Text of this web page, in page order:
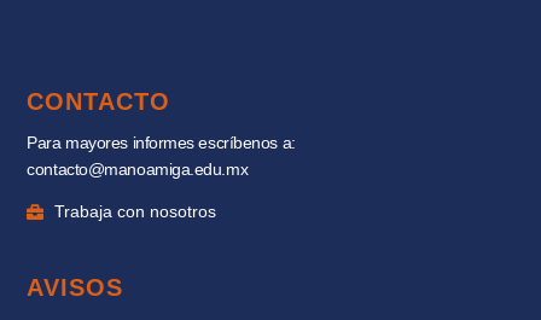
CONTACTO
Para mayores informes escríbenos a:
contacto@manoamiga.edu.mx
Trabaja con nosotros
AVISOS